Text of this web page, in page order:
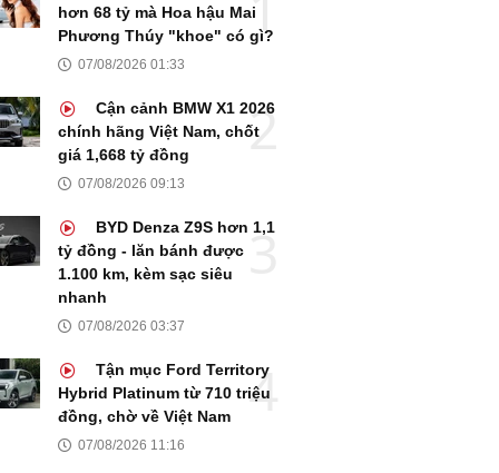
hơn 68 tỷ mà Hoa hậu Mai
Phương Thúy "khoe" có gì?
07/08/2026 01:33
Cận cảnh BMW X1 2026
chính hãng Việt Nam, chốt
giá 1,668 tỷ đồng
07/08/2026 09:13
BYD Denza Z9S hơn 1,1
tỷ đồng - lăn bánh được
1.100 km, kèm sạc siêu
nhanh
07/08/2026 03:37
Tận mục Ford Territory
Hybrid Platinum từ 710 triệu
đồng, chờ về Việt Nam
07/08/2026 11:16